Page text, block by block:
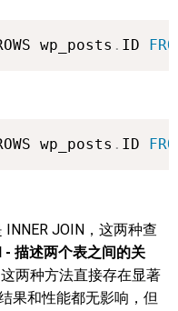
wp_posts . ID
wp_posts . ID
INNER JOIN，这两种查
- 描述两个表之间的关
两种方法直接存在显著
果和性能都无影响，但